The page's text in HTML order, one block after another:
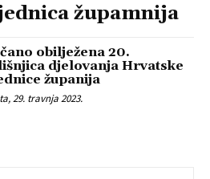
župamnija
obilježena 20.
djelovanja Hrvatske
županija
29. travnja 2023.